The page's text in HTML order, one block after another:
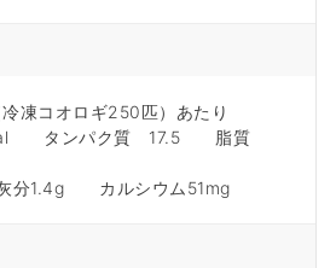
凍コオロギ250匹）あたり
タンパク質 17.5 脂質
1.4g カルシウム51mg